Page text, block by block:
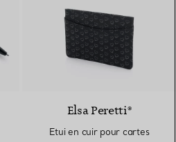
Elsa Peretti®
Etui en cuir pour cartes